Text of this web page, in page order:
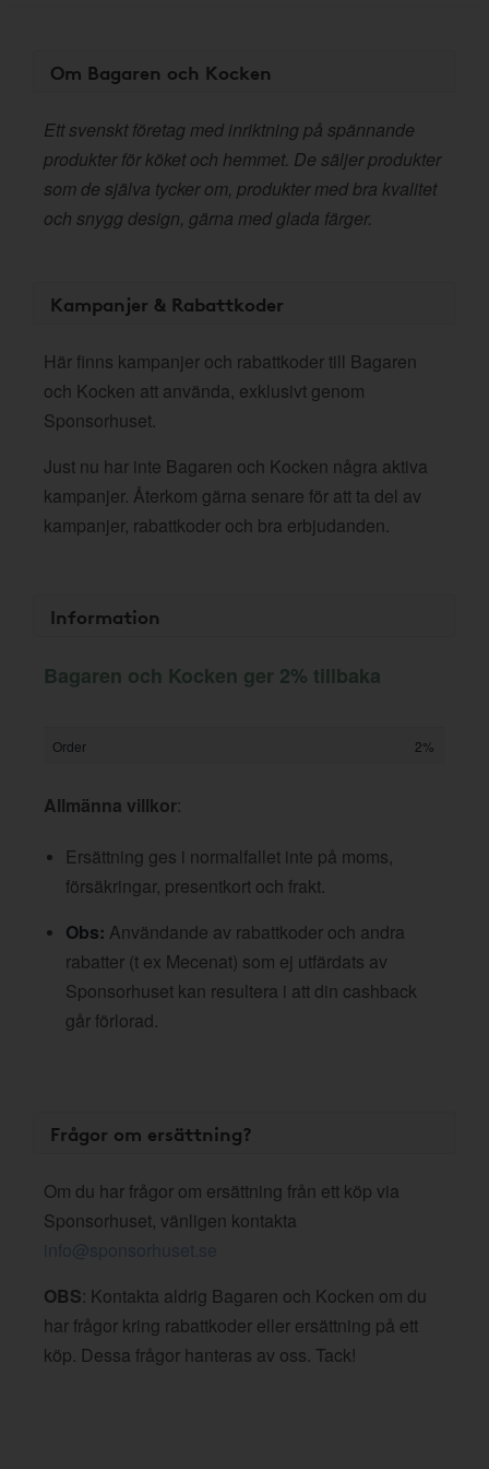
Om Bagaren och Kocken
Ett svenskt företag med inriktning på spännande
produkter för köket och hemmet. De säljer produkter
som de själva tycker om, produkter med bra kvalitet
och snygg design, gärna med glada färger.
Kampanjer & Rabattkoder
Här finns kampanjer och rabattkoder till Bagaren
och Kocken att använda, exklusivt genom
Sponsorhuset.
Just nu har inte Bagaren och Kocken några aktiva
kampanjer. Återkom gärna senare för att ta del av
kampanjer, rabattkoder och bra erbjudanden.
Information
Bagaren och Kocken ger 2% tillbaka
Order 2%
Allmänna villkor:
Ersättning ges i normalfallet inte på moms,
försäkringar, presentkort och frakt.
Obs: Användande av rabattkoder och andra
rabatter (t ex Mecenat) som ej utfärdats av
Sponsorhuset kan resultera i att din cashback
går förlorad.
Frågor om ersättning?
Om du har frågor om ersättning från ett köp via
Sponsorhuset, vänligen kontakta
info@sponsorhuset.se
OBS: Kontakta aldrig Bagaren och Kocken om du
har frågor kring rabattkoder eller ersättning på ett
köp. Dessa frågor hanteras av oss. Tack!